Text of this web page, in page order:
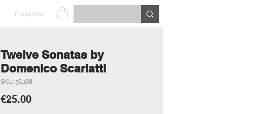
Proyectos
Twelve Sonatas by
Domenico Scarlatti
SKU: 3E.168
€25.00Price